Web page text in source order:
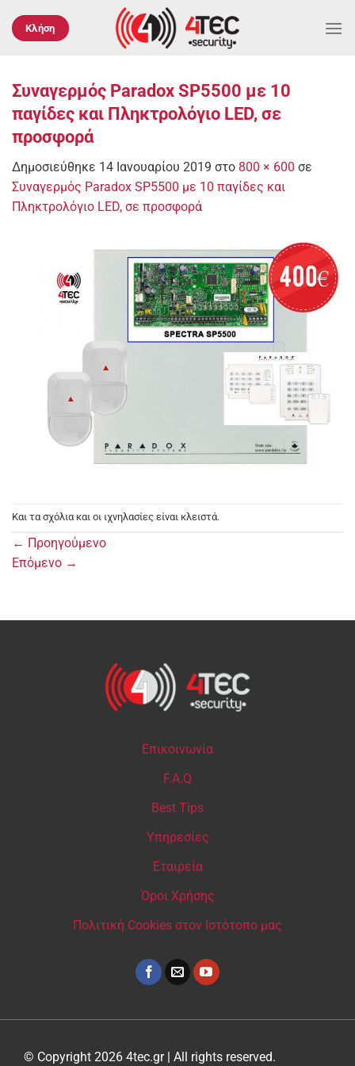
στο
Κλήση
Συναγερμός Paradox SP5500 με 10
παγίδες και Πληκτρολόγιο LED, σε
προσφορά
Δημοσιεύθηκε 14 Ιανουαρίου 2019 στο 800 × 600 σε
Συναγερμός Paradox SP5500 με 10 παγίδες και
Πληκτρολόγιο LED, σε προσφορά
Και τα σχόλια και οι ιχνηλασίες είναι κλειστά.
← Προηγούμενο
Επόμενο →
Επικοινωνία
F.A.Q
Best Tips
Υπηρεσίες
Εταιρεία
Όροι Χρήσης
Πολιτική Cookies στον Ιστότοπο μας
© Copyright 2026 4tec.gr | All rights reserved.